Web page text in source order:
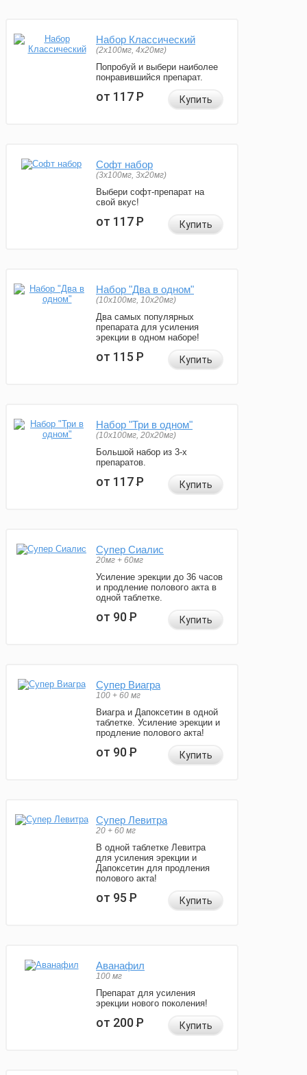
Набор Классический
(2x100мг, 4x20мг)
Попробуй и выбери наиболее
понравившийся препарат.
от 117Р Купить
Софт набор
(3x100мг, 3x20мг)
Выбери софт-препарат на
свой вкус!
от 117Р Купить
Набор "Два в одном"
(10x100мг, 10x20мг)
Два самых популярных
препарата для усиления
эрекции в одном наборе!
от 115Р Купить
Набор "Три в одном"
(10x100мг, 20x20мг)
Большой набор из 3-х
препаратов.
от 117Р Купить
Супер Сиалис
20мг + 60мг
Усиление эрекции до 36 часов
и продление полового акта в
одной таблетке.
от 90Р Купить
Супер Виагра
100 + 60 мг
Виагра и Дапоксетин в одной
таблетке. Усиление эрекции и
продление полового акта!
от 90Р Купить
Супер Левитра
20 + 60 мг
В одной таблетке Левитра
для усиления эрекции и
Дапоксетин для продления
полового акта!
от 95Р Купить
Аванафил
100 мг
Препарат для усиления
эрекции нового поколения!
от 200Р Купить